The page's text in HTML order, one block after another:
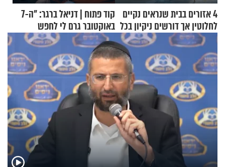
4 אזורים בבית שנראים נקיים
לחלוטין אך דורשים ניקיון בכל
סוף שבוע
קוד פתוח | דניאל ברגר: "ה-7
באוקטובר גרם לי לחפש
תשובות"